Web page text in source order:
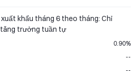
khẩu tháng 6 theo tháng: Chỉ
trưởng tuần tự
0.90%
--
--